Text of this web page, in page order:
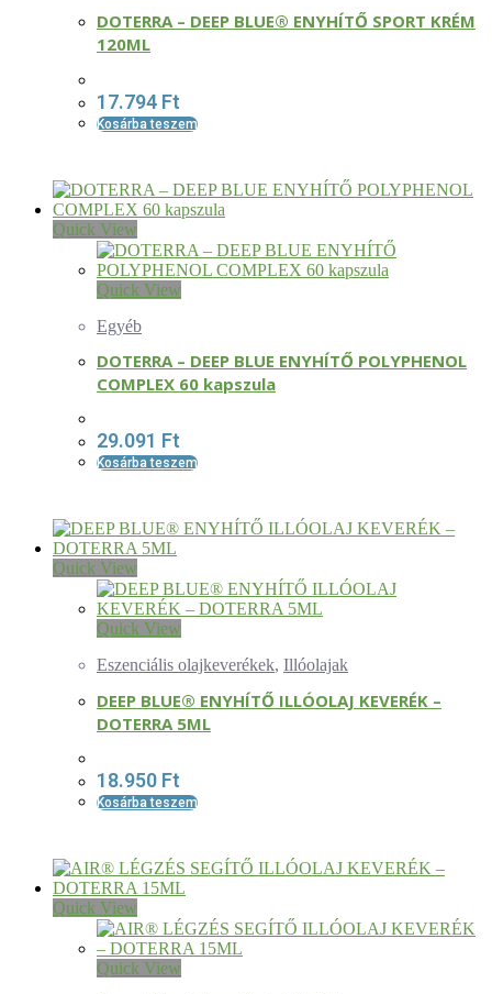
DOTERRA – DEEP BLUE® ENYHÍTŐ SPORT KRÉM
120ML
17.794 Ft
Kosárba teszem
Quick View
Quick View
Egyéb
DOTERRA – DEEP BLUE ENYHÍTŐ POLYPHENOL
COMPLEX 60 kapszula
29.091 Ft
Kosárba teszem
Quick View
Quick View
Eszenciális olajkeverékek, Illóolajak
DEEP BLUE® ENYHÍTŐ ILLÓOLAJ KEVERÉK –
DOTERRA 5ML
18.950 Ft
Kosárba teszem
Quick View
Quick View